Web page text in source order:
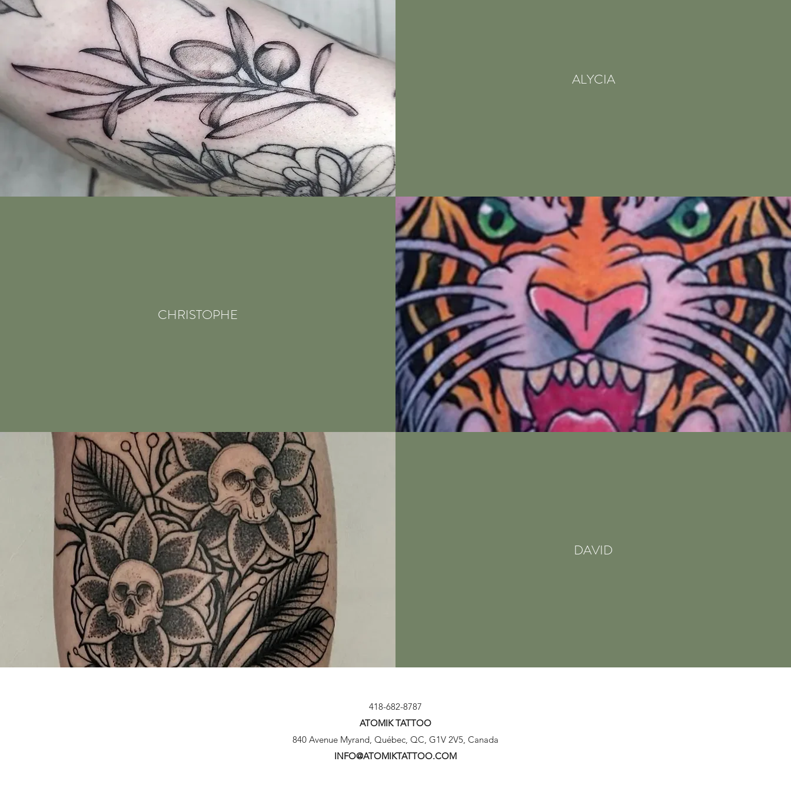
ALYCIA
CHRISTOPHE
DAVID
418-682-8787
ATOMIK TATTOO
840 Avenue Myrand, Québec, QC, G1V 2V5, Canada
INFO@ATOMIKTATTOO.COM